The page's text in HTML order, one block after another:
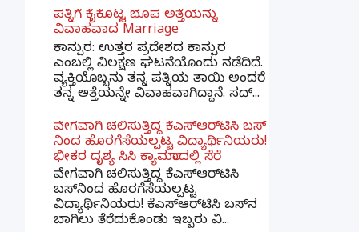
ಪತ್ನಿಗೆ ಕೈಕೊಟ್ಟ ಭೂಪ ಅತ್ತೆಯನ್ನು
ವಿವಾಹವಾದ Marriage
ಕಾನ್ಪುರ: ಉತ್ತರ ಪ್ರದೇಶದ ಕಾನ್ಪುರ
ಎಂಬಲ್ಲಿ ವಿಲಕ್ಷಣ ಘಟನೆಯೊಂದು ನಡೆದಿದೆ.
ವ್ಯಕ್ತಿಯೊಬ್ಬನು ತನ್ನ ಪತ್ನಿಯ ತಾಯಿ ಅಂದರೆ
ತನ್ನ ಅತ್ತೆಯನ್ನೇ ವಿವಾಹವಾಗಿದ್ದಾನೆ. ಸದ್...
ವೇಗವಾಗಿ ಚಲಿಸುತ್ತಿದ್ದ ಕೆಎಸ್​ಆರ್​ಟಿಸಿ ಬಸ್​
ನಿಂದ ಹೊರಗೆಸೆಯಲ್ಪಟ್ಟ ವಿದ್ಯಾರ್ಥಿನಿಯರು!
ಭೀಕರ ದೃಶ್ಯ ಸಿಸಿ ಕ್ಯಾಮರಾದಲ್ಲಿ ಸೆರೆ
ವೇಗವಾಗಿ ಚಲಿಸುತ್ತಿದ್ದ ಕೆಎಸ್‌ಆರ್‌ಟಿಸಿ
ಬಸ್‌ನಿಂದ ಹೊರಗೆಸೆಯಲ್ಪಟ್ಟ
ವಿದ್ಯಾರ್ಥಿನಿಯರು! ಕೆಎಸ್‌ಆರ್‌ಟಿಸಿ ಬಸ್‌ನ
ಬಾಗಿಲು ತೆರೆದುಕೊಂಡು ಇಬ್ಬರು ವಿ...